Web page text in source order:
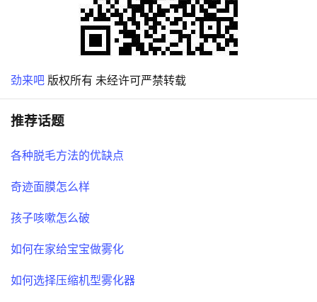
劲来吧 版权所有 未经许可严禁转载
推荐话题
各种脱毛方法的优缺点
奇迹面膜怎么样
孩子咳嗽怎么破
如何在家给宝宝做雾化
如何选择压缩机型雾化器